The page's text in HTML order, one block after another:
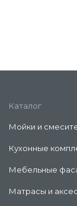
Каталог
Мойки и
Кухонные
Мебельные
Матрасы и